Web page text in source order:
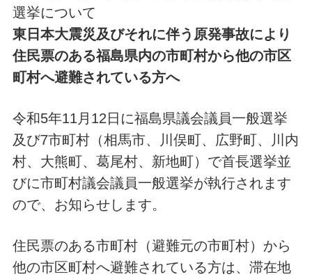
選挙について
東日本大震災及びそれに伴う原発事故により
住民票のある福島県内の市町村から他の市区
町村へ避難されている方へ
令和5年11月12日に福島県議会議員一般選挙
及び7市町村（相馬市、川俣町、広野町、川内
村、大熊町、葛尾村、新地町）で首長選挙並
びに市町村議会議員一般選挙が執行されます
ので、お知らせします。
住民票のある市町村（避難元の市町村）から
他の市区町村へ避難されている方は、滞在地